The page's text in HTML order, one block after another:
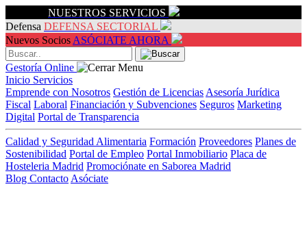
NUESTROS SERVICIOS
Defensa DEFENSA SECTORIAL
Nuevos Socios ASÓCIATE AHORA
Gestoría Online
Inicio Servicios
Emprende con Nosotros Gestión de Licencias Asesoría Jurídica
Fiscal Laboral Financiación y Subvenciones Seguros Marketing
Digital Portal de Transparencia
Calidad y Seguridad Alimentaria Formación Proveedores Planes de
Sostenibilidad Portal de Empleo Portal Inmobiliario Placa de
Hosteleria Madrid Promociónate en Saborea Madrid
Blog Contacto Asóciate